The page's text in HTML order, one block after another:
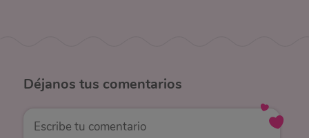
Déjanos tus comentarios